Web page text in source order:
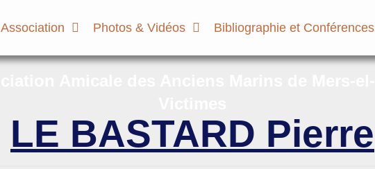
Association Photos & Vidéos Bibliographie et Conférences
LE BASTARD Pierre